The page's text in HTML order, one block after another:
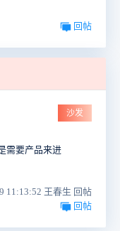
回帖
沙发
需要产品来进
11:13:52 王春生 回帖
回帖